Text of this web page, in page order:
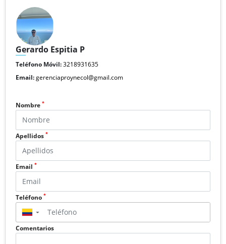
Gerardo Espitia P
Teléfono Móvil:3218931635
Email:gerenciaproynecol@gmail.com
Nombre *
Apellidos *
Email *
Teléfono *
▼
Comentarios